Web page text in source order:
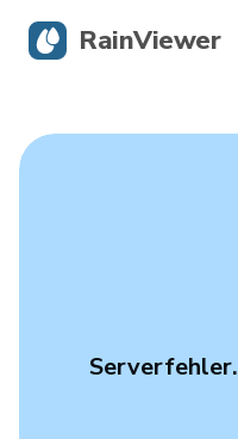
Serverfehler.
RainViewer